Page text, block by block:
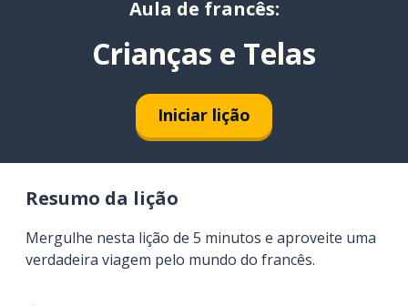
Aula de francês:
Crianças e Telas
Iniciar lição
Resumo da lição
Mergulhe nesta lição de 5 minutos e aproveite uma
verdadeira viagem pelo mundo do francês.